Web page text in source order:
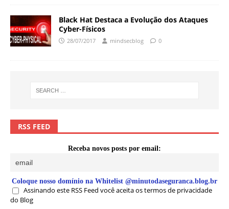
Black Hat Destaca a Evolução dos Ataques
Cyber-Físicos
28/07/2017 mindsecblog 0
RSS FEED
Receba novos posts por email:
Coloque nosso domínio na Whitelist @minutodaseguranca.blog.br
Assinando este RSS Feed você aceita os termos de privacidade
do Blog